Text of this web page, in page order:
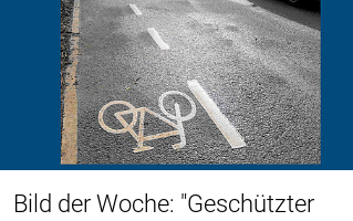
Bild der Woche: "Geschützter